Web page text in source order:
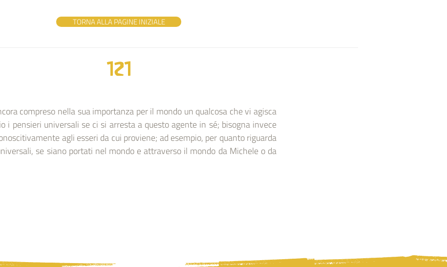
TORNA ALLA PAGINE INIZIALE
121
compreso nella sua importanza per il mondo un qualcosa che vi agisca
i pensieri universali se ci si arresta a questo agente in sé; bisogna invece
agli esseri da cui proviene; ad esempio, per quanto riguarda
se siano portati nel mondo e attraverso il mondo da Michele o da